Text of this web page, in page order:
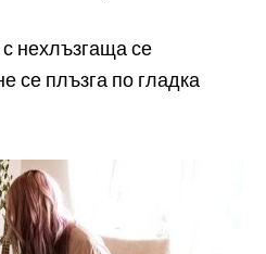
нехлъзгаща се
се плъзга по гладка